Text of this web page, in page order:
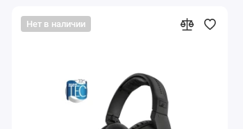
Нет в наличии